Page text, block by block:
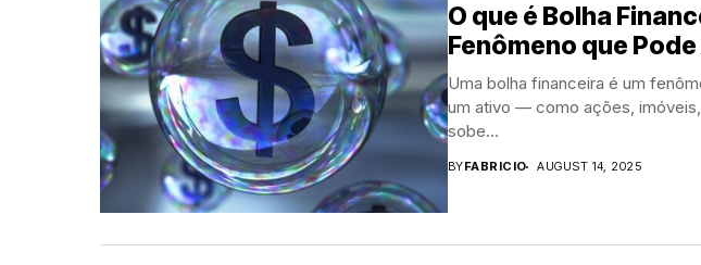
O que é Bolha
Fenômeno que
Uma bolha financeira é um
um ativo — como ações,
sobe...
BYFABRICIO AUGUST 14, 2025